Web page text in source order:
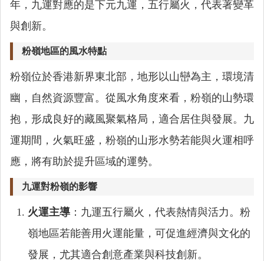
年，九運對應的是下元九運，五行屬火，代表著變革
與創新。
粉嶺地區的風水特點
粉嶺位於香港新界東北部，地形以山巒為主，環境清
幽，自然資源豐富。從風水角度來看，粉嶺的山勢環
抱，形成良好的藏風聚氣格局，適合居住與發展。九
運期間，火氣旺盛，粉嶺的山形水勢若能與火運相呼
應，將有助於提升區域的運勢。
九運對粉嶺的影響
火運主導 ：九運五行屬火，代表熱情與活力。粉
嶺地區若能善用火運能量，可促進經濟與文化的
發展，尤其適合創意產業與科技創新。